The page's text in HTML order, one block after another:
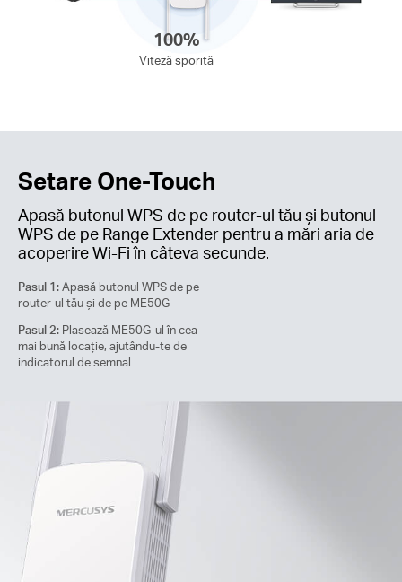
100%
Viteză sporită
Setare One-Touch
Apasă butonul WPS de pe router-ul tău și butonul
WPS de pe Range Extender pentru a mări aria de
acoperire Wi-Fi în câteva secunde.
Pasul 1:Apasă butonul WPS de pe
router-ul tău și de pe ME50G
Pasul 2: Plasează ME50G-ul în cea
mai bună locație, ajutându-te de
indicatorul de semnal